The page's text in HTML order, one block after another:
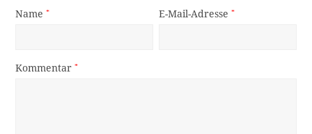
Name* E-Mail-Adresse*
Kommentar*